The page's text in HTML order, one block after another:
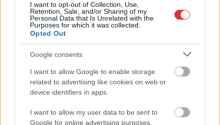
I want to opt-out of Collection, Use,
Retention, Sale, and/or Sharing of my
Personal Data that Is Unrelated with the
Purposes for which it was collected.
Opted Out
Google consents
I want to allow Google to enable storage
related to advertising like cookies on web or
device identifiers in apps.
I want to allow my user data to be sent to
Google for online advertising purposes.
ismert,
Törökországban ment
mentőcsapat,
amelyben magyarok is részt vesznek. Az egyik csapatnak a
szolnoki Kröpfl Erzsébet is tagja hűséges négylábújával, akivel
már sikerrel is jártak a kutatásban.A HUBA Rescue24 Tűzoltó
és Kutató-Mentő Nemzetközi csoport tette lehetővé